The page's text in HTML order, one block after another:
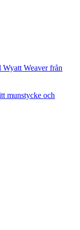
Weaver från
munstycke och